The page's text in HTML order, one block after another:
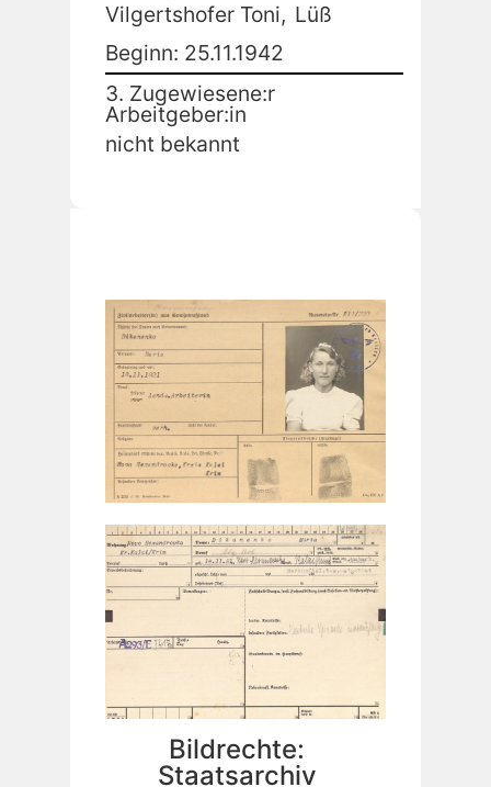
Vilgertshofer Toni, Lüß
Beginn: 25.11.1942
3. Zugewiesene:r
Arbeitgeber:in
nicht bekannt
Bildrechte:
Staatsarchiv